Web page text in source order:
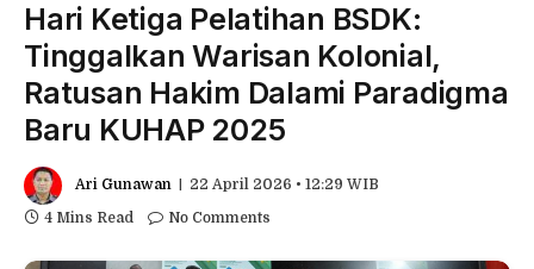
Hari Ketiga Pelatihan BSDK:
Tinggalkan Warisan Kolonial,
Ratusan Hakim Dalami Paradigma
Baru KUHAP 2025
Ari Gunawan
22 April 2026 • 12:29 WIB
4 Mins Read
No Comments